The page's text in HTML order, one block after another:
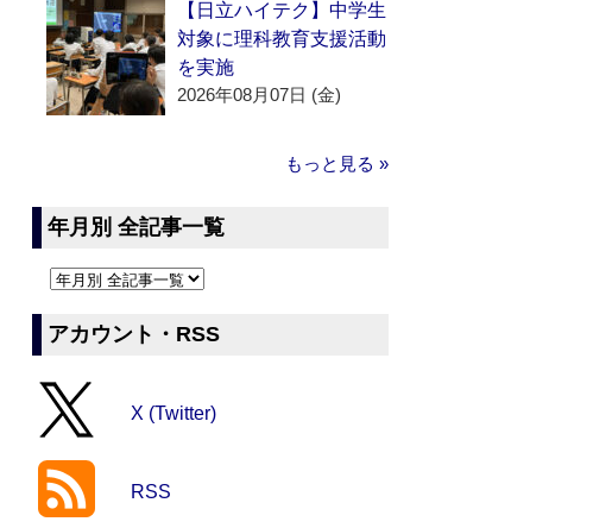
【日立ハイテク】中学生
対象に理科教育支援活動
を実施
2026年08月07日 (金)
もっと見る »
年月別 全記事一覧
アカウント・RSS
X (Twitter)
RSS